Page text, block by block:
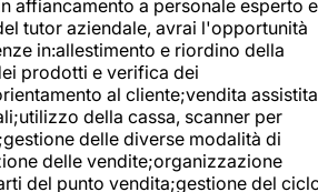
affiancamento a personale esperto e
tutor aziendale, avrai l'opportunità
in:allestimento e riordino della
prodotti e verifica dei
al cliente;vendita assistita
della cassa, scanner per
delle diverse modalità di
delle vendite;organizzazione
del punto vendita;gestione del